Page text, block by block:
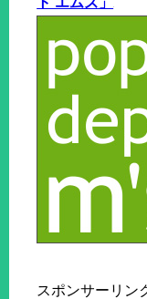
スポンサーリン